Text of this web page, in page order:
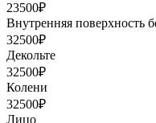
23500₽
Внутренняя поверхность
32500₽
Декольте
32500₽
Колени
32500₽
Лицо